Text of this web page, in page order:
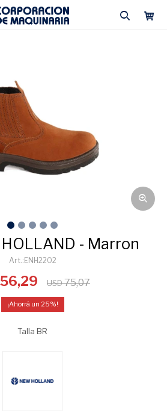
- Marron
ENH2202
56,29 USD 75,07
25
Talla BR